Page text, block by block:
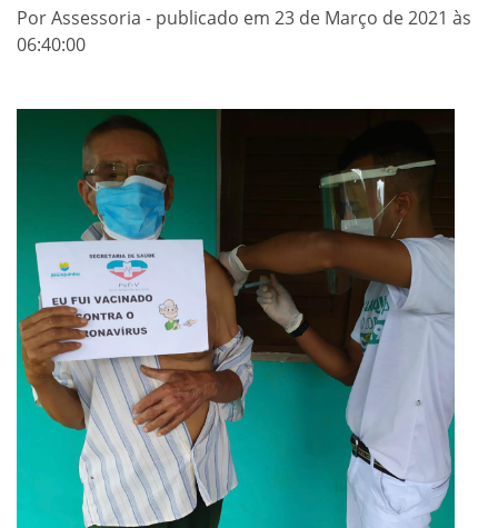
Por Assessoria - publicado em 23 de Março de 2021 às
06:40:00